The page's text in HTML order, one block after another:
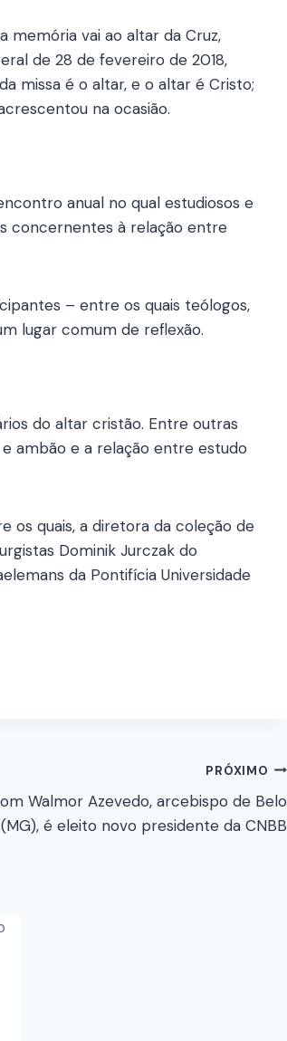
memória vai ao altar da Cruz,
de 28 de fevereiro de 2018,
missa é o altar, e o altar é Cristo;
na ocasião.
anual no qual estudiosos e
concernentes à relação entre
– entre os quais teólogos,
lugar comum de reflexão.
do altar cristão. Entre outras
ambão e a relação entre estudo
os quais, a diretora da coleção de
Dominik Jurczak do
da Pontifícia Universidade
PRÓXIMO
Walmor Azevedo, arcebispo de Belo
é eleito novo presidente da CNBB